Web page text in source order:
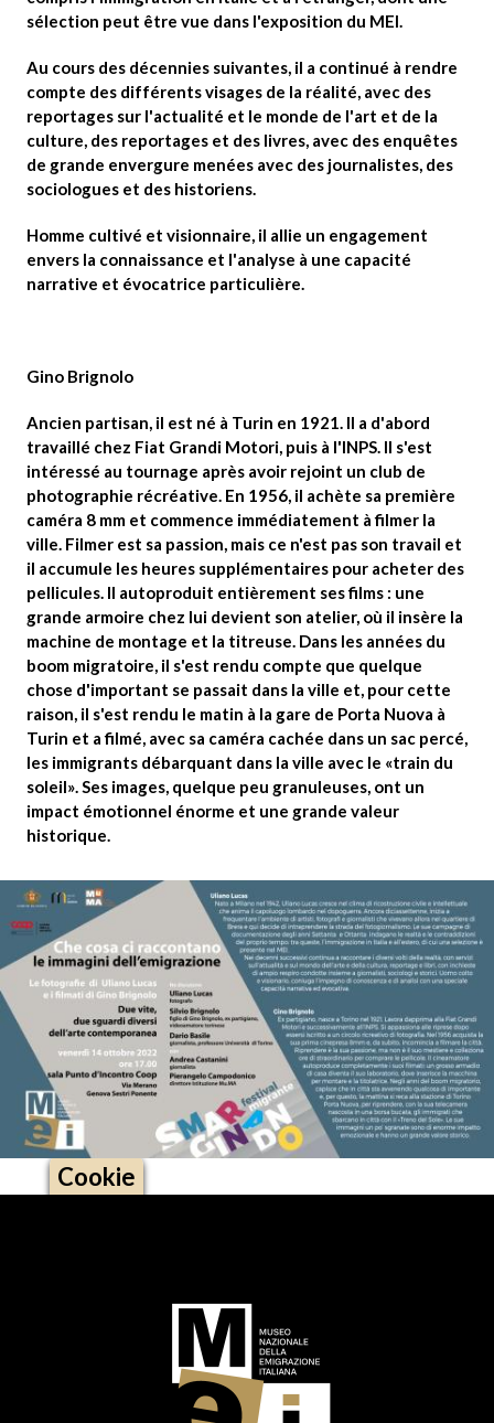
sélection peut être vue dans l'exposition du MEI.
Au cours des décennies suivantes, il a continué à rendre
compte des différents visages de la réalité, avec des
reportages sur l'actualité et le monde de l'art et de la
culture, des reportages et des livres, avec des enquêtes
de grande envergure menées avec des journalistes, des
sociologues et des historiens.
Homme cultivé et visionnaire, il allie un engagement
envers la connaissance et l'analyse à une capacité
narrative et évocatrice particulière.
Gino Brignolo
Ancien partisan, il est né à Turin en 1921. Il a d'abord
travaillé chez Fiat Grandi Motori, puis à l'INPS. Il s'est
intéressé au tournage après avoir rejoint un club de
photographie récréative. En 1956, il achète sa première
caméra 8 mm et commence immédiatement à filmer la
ville. Filmer est sa passion, mais ce n'est pas son travail et
il accumule les heures supplémentaires pour acheter des
pellicules. Il autoproduit entièrement ses films : une
grande armoire chez lui devient son atelier, où il insère la
machine de montage et la titreuse. Dans les années du
boom migratoire, il s'est rendu compte que quelque
chose d'important se passait dans la ville et, pour cette
raison, il s'est rendu le matin à la gare de Porta Nuova à
Turin et afilmé, avec sa caméra cachée dans un sac percé,
les immigrants débarquant dans la ville avec le «train du
soleil». Ses images, quelque peu granuleuses, ont un
impact émotionnel énorme et une grande valeur
historique.
Cookie